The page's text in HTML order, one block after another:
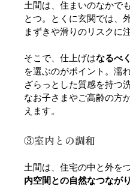
土間は、住まいのなかで
とつ。とくに玄関では、
まずきや滑りのリスクに
そこで、仕上げはなるべ
を選ぶのがポイント。濡
ざらっとした質感を持つ
なお子さまやご高齢の方
えます。
③室内との調和
土間は、住宅の中と外を
内空間との自然なつながり